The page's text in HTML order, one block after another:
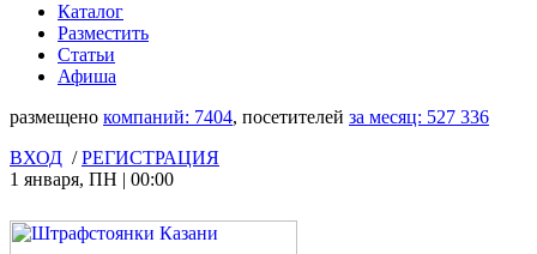
Каталог
Разместить
Статьи
Афиша
размещено компаний: 7404, посетителей за месяц: 527 336
ВХОД /РЕГИСТРАЦИЯ
1 января, ПН | 00:00